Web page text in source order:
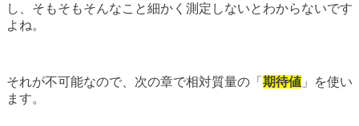
し、そもそもそんなこと細かく測定しないとわからないです
よね。
それが不可能なので、次の章で相対質量の「 期待値 」を使い
ます。